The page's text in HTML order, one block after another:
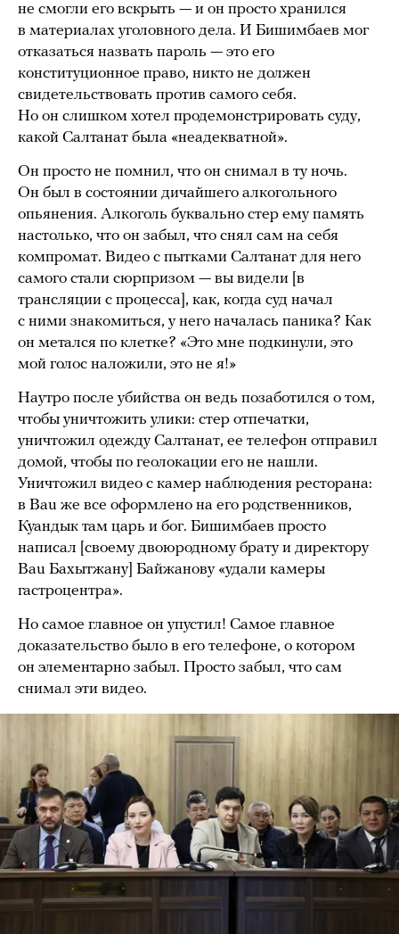
не смогли его вскрыть — и он просто хранился
в материалах уголовного дела. И Бишимбаев мог
отказаться назвать пароль — это его
конституционное право, никто не должен
свидетельствовать против самого себя.
Но он слишком хотел продемонстрировать суду,
какой Салтанат была «неадекватной».
Он просто не помнил, что он снимал в ту ночь.
Он был в состоянии дичайшего алкогольного
опьянения. Алкоголь буквально стер ему память
настолько, что он забыл, что снял сам на себя
компромат. Видео с пытками Салтанат для него
самого стали сюрпризом — вы видели [в
трансляции с процесса], как, когда суд начал
с ними знакомиться, у него началась паника? Как
он метался по клетке? «Это мне подкинули, это
мой голос наложили, это не я!»
Наутро после убийства он ведь позаботился о том,
чтобы уничтожить улики: стер отпечатки,
уничтожил одежду Салтанат, ее телефон отправил
домой, чтобы по геолокации его не нашли.
Уничтожил видео с камер наблюдения ресторана:
в Bau же все оформлено на его родственников,
Куандык там царь и бог. Бишимбаев просто
написал [своему двоюродному брату и директору
Bau Бахытжану] Байжанову «удали камеры
гастроцентра».
Но самое главное он упустил! Самое главное
доказательство было в его телефоне, о котором
он элементарно забыл. Просто забыл, что сам
снимал эти видео.